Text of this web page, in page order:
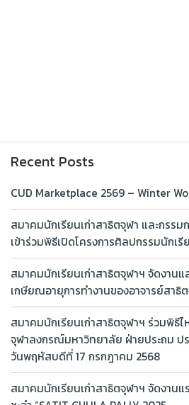
Recent Posts
CUD Marketplace 2569 – Winter
สมาคมนักเรียนเก่าสาธิตจุฬา และกรรม
เข้าร่วมพิธีเปิดโครงการศิลปกรรมนักเรี
สมาคมนักเรียนเก่าสาธิตจุฬาฯ จัดงาน
เกษียณอายุการทำงานของอาจารย์สาธิ
สมาคมนักเรียนเก่าสาธิตจุฬาฯ ร่วมพิธีไ
จุฬาลงกรณ์มหาวิทยาลัย ฝ่ายประถม ปร
วันพฤหัสบดีที่ 17 กรกฎาคม 2568
สมาคมนักเรียนเก่าสาธิตจุฬาฯ จัดงาน